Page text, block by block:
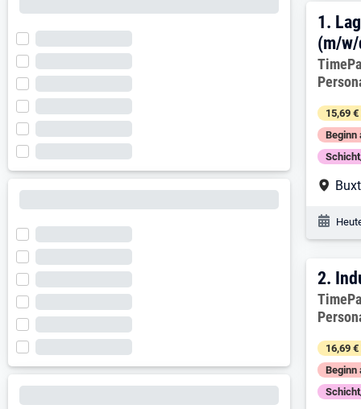
1.
1.
(m/
15,69
Beginn
2.
2.
16,69
Beginn